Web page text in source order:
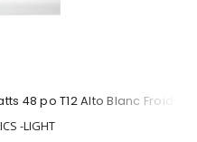
48 po T12 Alto Blanc Froid
-LIGHT